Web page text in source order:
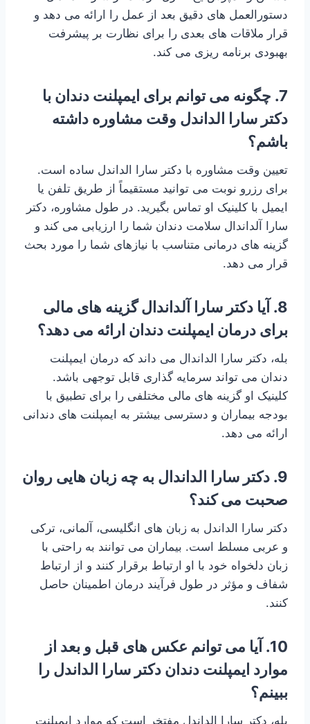
دستورالعمل های دقیق بعد از عمل را ارائه می دهد و
قرار ملاقات های بعدی را برای نظارت بر پیشرفت
بهبودی برنامه ریزی می کند.
7. چگونه می توانم برای ایمپلنت دندان با
دکتر سارا الداندل وقت مشاوره داشته
باشم؟
تعیین وقت مشاوره با دکتر سارا الداندل ساده است.
برای رزرو نوبت می توانید مستقیماً از طریق تلفن یا
ایمیل با کلینیک او تماس بگیرید. در طول مشاوره، دکتر
سارا آلداندال سلامت دندان شما را ارزیابی می کند و
گزینه های درمانی متناسب با نیازهای شما را مورد بحث
قرار می دهد.
8. آیا دکتر سارا آلداندال گزینه های مالی
برای درمان ایمپلنت دندان ارائه می دهد؟
بله، دکتر سارا الداندال می داند که درمان ایمپلنت
دندان می تواند سرمایه گذاری قابل توجهی باشد.
کلینیک او گزینه های مالی مختلفی را برای تطبیق با
بودجه بیماران و دسترسی بیشتر به ایمپلنت های دندانی
ارائه می دهد.
9. دکتر سارا الداندال به چه زبان هایی روان
صحبت می کند؟
دکتر سارا الداندل به زبان های انگلیسی، آلمانی، ترکی
و عربی مسلط است. بیماران می توانند به راحتی با
زبان دلخواه خود با او ارتباط برقرار کنند و از ارتباط
شفاف و مؤثر در طول فرآیند درمان اطمینان حاصل
کنند.
10. آیا می توانم عکس های قبل و بعد از
موارد ایمپلنت دندان دکتر سارا الداندل را
ببینم؟
بله، دکتر سارا الداندل مفتخر است که موارد ایمپلنت